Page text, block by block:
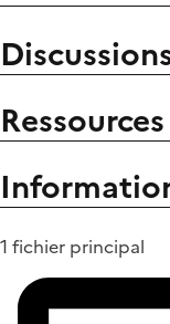
1 fichier principal